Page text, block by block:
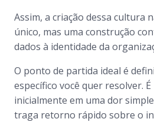
Assim, a criação dessa cultura
único, mas uma construção
dados à identidade da
O ponto de partida ideal é
específico você quer resolver.
inicialmente em uma dor
traga retorno rápido sobre o